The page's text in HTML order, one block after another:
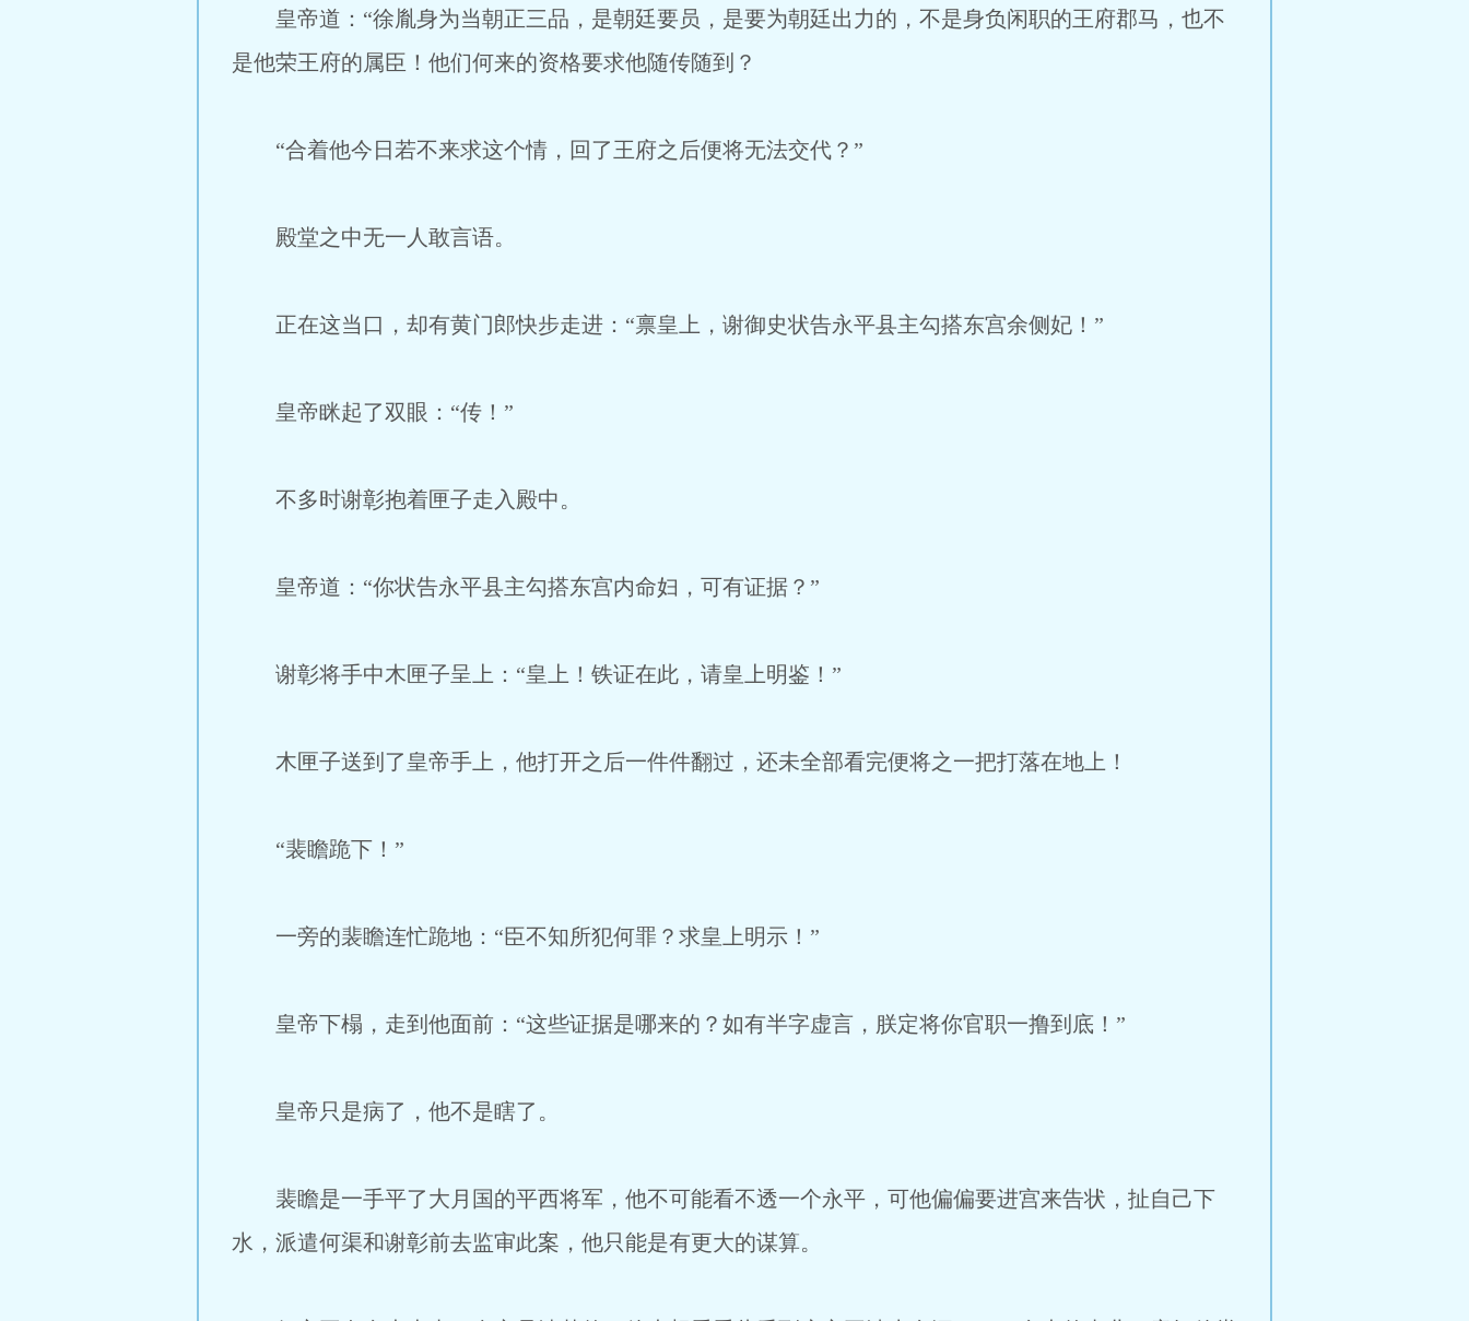
皇帝道：“徐胤身为当朝正三品，是朝廷要员，是要为朝廷出力的，不是身负闲职的王府郡马，也不
是他荣王府的属臣！他们何来的资格要求他随传随到？
“合着他今日若不来求这个情，回了王府之后便将无法交代？”
殿堂之中无一人敢言语。
正在这当口，却有黄门郎快步走进：“禀皇上，谢御史状告永平县主勾搭东宫余侧妃！”
皇帝眯起了双眼：“传！”
不多时谢彰抱着匣子走入殿中。
皇帝道：“你状告永平县主勾搭东宫内命妇，可有证据？”
谢彰将手中木匣子呈上：“皇上！铁证在此，请皇上明鉴！”
木匣子送到了皇帝手上，他打开之后一件件翻过，还未全部看完便将之一把打落在地上！
“裴瞻跪下！”
一旁的裴瞻连忙跪地：“臣不知所犯何罪？求皇上明示！”
皇帝下榻，走到他面前：“这些证据是哪来的？如有半字虚言，朕定将你官职一撸到底！”
皇帝只是病了，他不是瞎了。
裴瞻是一手平了大月国的平西将军，他不可能看不透一个永平，可他偏偏要进宫来告状，扯自己下
水，派遣何渠和谢彰前去监审此案，他只能是有更大的谋算。